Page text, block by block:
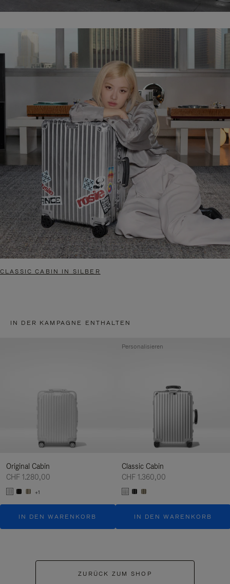
CLASSIC CABIN IN SILBER
IN DER KAMPAGNE ENTHALTEN
Original Cabin
CHF 1.280,00
+1
IN DEN WARENKORB
Classic Cabin
CHF 1.360,00
IN DEN WARENKORB
Personalisieren
ZURÜCK ZUM SHOP